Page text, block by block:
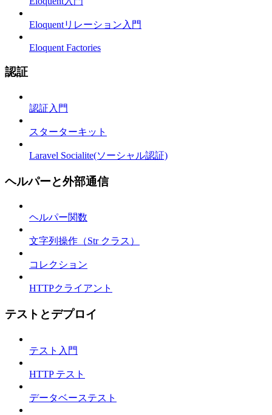
Eloquentリレーション入門
Eloquent Factories
認証
認証入門
スターターキット
Laravel Socialite(ソーシャル認証)
ヘルパーと外部通信
ヘルパー関数
文字列操作（Str クラス）
コレクション
HTTPクライアント
テストとデプロイ
テスト入門
HTTP テスト
データベーステスト